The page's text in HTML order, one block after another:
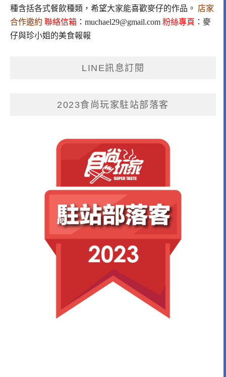
種含括各式餐飲種類，希望大家能喜歡麥仔的作品。 店家
合作邀約 聯絡信箱 ： muchael29@gmail.com 粉絲專頁 ： 麥
仔與珍小姐的美食報報
LINE訊息訂閱
2023食尚玩家駐站部落客